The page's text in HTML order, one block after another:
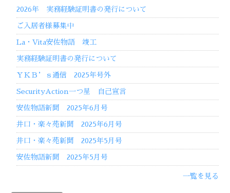
2026年 実務経験証明書の発行について
ご入居者様募集中
La・Vita安佐物語 竣工
実務経験証明書の発行について
ＹＫＢ’ｓ通信 2025年号外
SecurityAction一つ星 自己宣言
安佐物語新聞 2025年6月号
井口・楽々苑新聞 2025年6月号
井口・楽々苑新聞 2025年5月号
安佐物語新聞 2025年5月号
一覧を見る